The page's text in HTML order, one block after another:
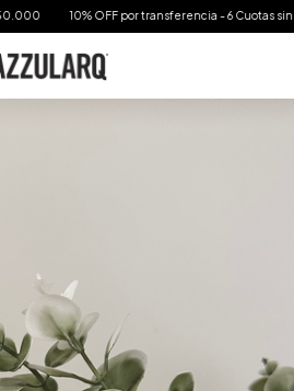
10% OFF por transferencia - 6 Cuotas sin interes